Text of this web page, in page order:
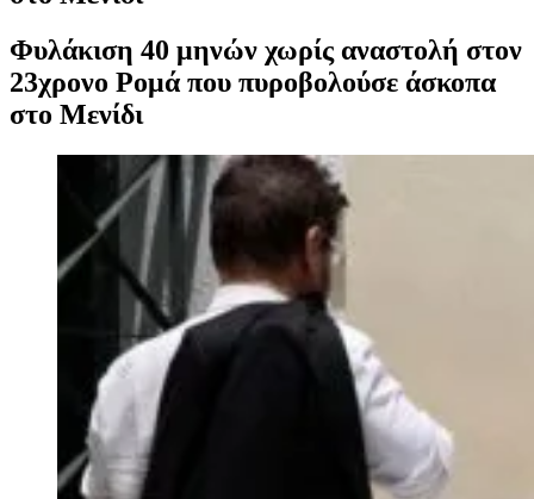
Φυλάκιση 40 μηνών χωρίς αναστολή στον
23χρονο Ρομά που πυροβολούσε άσκοπα
στο Μενίδι